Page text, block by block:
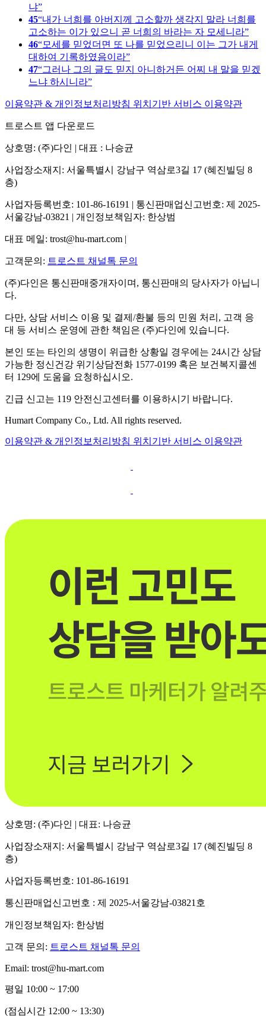
냐
45 내가 너희를 아버지께 고소할까 생각지 말라 너희를
고소하는 이가 있으니 곧 너희의 바라는 자 모세니라
46 모세를 믿었더면 또 나를 믿었으리니 이는 그가 내게
대하여 기록하였음이라
47 그러나 그의 글도 믿지 아니하거든 어찌 내 말을 믿겠
느냐 하시니라
이용약관 & 개인정보처리방침 위치기반 서비스 이용약관
트로스트 앱 다운로드
상호명: (주)다인 | 대표 : 나승균
사업장소재지: 서울특별시 강남구 역삼로3길 17 (혜진빌딩 8
층)
사업자등록번호: 101-86-16191 | 통신판매업신고번호: 제 2025-
서울강남-03821 | 개인정보책임자: 한상범
대표 메일: trost@hu-mart.com |
고객문의: 트로스트 채널톡 문의
(주)다인은 통신판매중개자이며, 통신판매의 당사자가 아닙니
다.
다만, 상담 서비스 이용 및 결제/환불 등의 민원 처리, 고객 응
대 등 서비스 운영에 관한 책임은 (주)다인에 있습니다.
본인 또는 타인의 생명이 위급한 상황일 경우에는 24시간 상담
가능한 정신건강 위기상담전화 1577-0199 혹은 보건복지콜센
터 129에 도움을 요청하십시오.
긴급 신고는 119 안전신고센터를 이용하시기 바랍니다.
Humart Company Co., Ltd. All rights reserved.
이용약관 & 개인정보처리방침 위치기반 서비스 이용약관
상호명: (주)다인 | 대표: 나승균
사업장소재지: 서울특별시 강남구 역삼로3길 17 (혜진빌딩 8
층)
사업자등록번호: 101-86-16191
통신판매업신고번호 : 제 2025-서울강남-03821호
개인정보책임자: 한상범
고객 문의: 트로스트 채널톡 문의
Email: trost@hu-mart.com
평일 10:00 ~ 17:00
(점심시간 12:00 ~ 13:30)